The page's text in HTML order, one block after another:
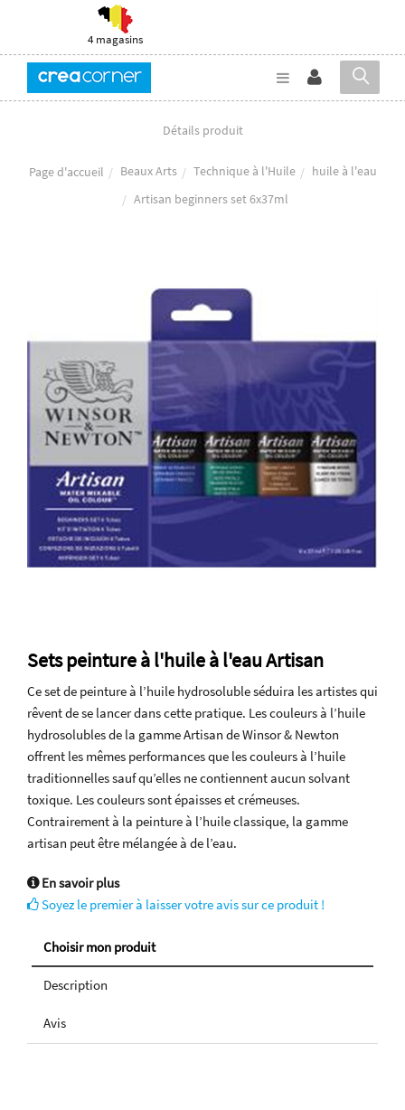
4 magasins
Détails produit
Page d'accueil Beaux Arts Technique à l'Huile
huile à l'eau
Artisan beginners set 6x37ml
Sets peinture à l'huile à l'eau Artisan
Ce set de peinture à l’huile hydrosoluble séduira les artistes qui
rêvent de se lancer dans cette pratique. Les couleurs à l’huile
hydrosolubles de la gamme Artisan de Winsor & Newton
offrent les mêmes performances que les couleurs à l’huile
traditionnelles sauf qu’elles ne contiennent aucun solvant
toxique. Les couleurs sont épaisses et crémeuses.
Contrairement à la peinture à l’huile classique, la gamme
artisan peut être mélangée à de l’eau.
En savoir plus
Soyez le premier à laisser votre avis sur ce produit !
Choisir mon produit
Description
Avis